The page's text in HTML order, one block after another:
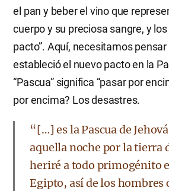
el pan y beber el vino que
cuerpo y su preciosa sangre, y
pacto”. Aquí, necesitamos
estableció el nuevo pacto en la
“Pascua” significa “pasar por
por encima? Los desastres.
“[…] es la Pascua de
aquella noche por la tierra
heriré a todo primogénito
Egipto, así de los hombres